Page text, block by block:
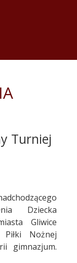
Turniej
Dziecka
Gliwice
Piłki Nożnej
gimnazjum.